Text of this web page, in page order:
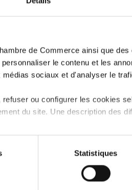
de Commerce ainsi que
le contenu et les
sociaux et d'analyser le
ou configurer les cookies
du site. Une description des
fonctionnalités (ex : lecture de
personnalisation de l’affichage
nécessaires.
Statistiques